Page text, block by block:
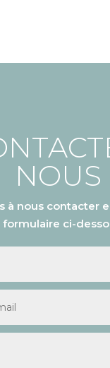
NOUS
à nous contacter
formulaire ci-